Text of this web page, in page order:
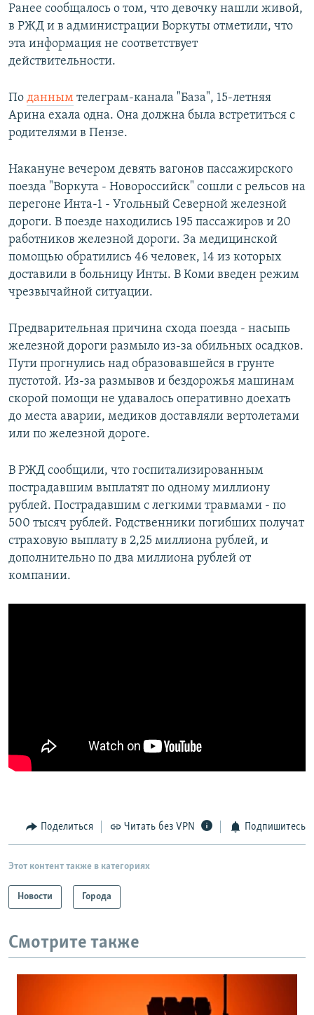
Ранее сообщалось о том, что девочку нашли живой,
в РЖД и в администрации Воркуты отметили, что
эта информация не соответствует
действительности.
По данным телеграм-канала "База", 15-летняя
Арина ехала одна. Она должна была встретиться с
родителями в Пензе.
Накануне вечером девять вагонов пассажирского
поезда "Воркута - Новороссийск" сошли с рельсов на
перегоне Инта-1 - Угольный Северной железной
дороги. В поезде находились 195 пассажиров и 20
работников железной дороги. За медицинской
помощью обратились 46 человек, 14 из которых
доставили в больницу Инты. В Коми введен режим
чрезвычайной ситуации.
Предварительная причина схода поезда - насыпь
железной дороги размыло из-за обильных осадков.
Пути прогнулись над образовавшейся в грунте
пустотой. Из-за размывов и бездорожья машинам
скорой помощи не удавалось оперативно доехать
до места аварии, медиков доставляли вертолетами
или по железной дороге.
В РЖД сообщили, что госпитализированным
пострадавшим выплатят по одному миллиону
рублей. Пострадавшим с легкими травмами - по
500 тысяч рублей. Родственники погибших получат
страховую выплату в 2,25 миллиона рублей, и
дополнительно по два миллиона рублей от
компании.
Поделиться Читать без VPN Подпишитесь
Этот контент также в категориях
Новости Города
Смотрите также